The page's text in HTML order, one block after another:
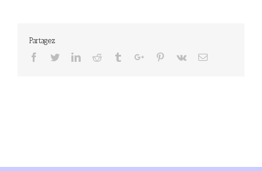
Partagez
Facebook
TwitterLinkedinReddit TumblrGoogle+Pinterest
Vk Email